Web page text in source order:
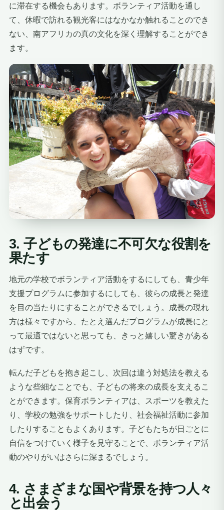
に滞在する機会もあります。ボランティア活動を通し
て、休暇で訪れる観光客にはなかなか触れることのでき
ない、南アフリカの真の文化を深く理解することができ
ます。
3. 子どもの発達に不可欠な役割を
果たす
地元の学校でボランティア活動をするにしても、青少年
支援プログラムに参加するにしても、彼らの成長と発達
を目の当たりにすることができるでしょう。成長の現れ
方は様々ですから、たとえ選んだプログラムが成長にと
って最適ではないと思っても、きっと嬉しい驚きがある
はずです。
転んだ子どもを抱き起こし、次回は違う対処法を教える
ような些細なことでも、子どもの将来の成長を支えるこ
とができます。保育ボランティアは、スポーツを教えた
り、学校の勉強をサポートしたり、社会福祉活動に参加
したりすることもよくあります。子どもたちが日ごとに
自信をつけていく様子を見守ることで、ボランティア活
動のやりがいはさらに深まるでしょう。
4. さまざまな国や背景を持つ人々
と出会う